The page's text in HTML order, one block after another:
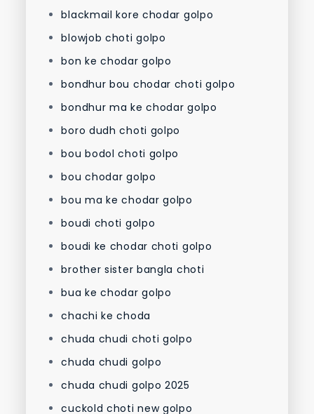
blackmail kore chodar golpo
blowjob choti golpo
bon ke chodar golpo
bondhur bou chodar choti golpo
bondhur ma ke chodar golpo
boro dudh choti golpo
bou bodol choti golpo
bou chodar golpo
bou ma ke chodar golpo
boudi choti golpo
boudi ke chodar choti golpo
brother sister bangla choti
bua ke chodar golpo
chachi ke choda
chuda chudi choti golpo
chuda chudi golpo
chuda chudi golpo 2025
cuckold choti new golpo